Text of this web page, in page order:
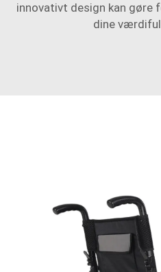
innovativt design kan gøre
dine